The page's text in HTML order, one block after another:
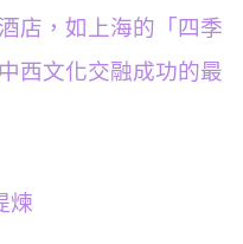
店，如上海的「四季
西文化交融成功的最
煉